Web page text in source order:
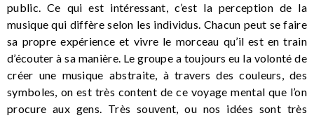
public. Ce qui est intéressant, c’est la perception de la
musique qui diffère selon les individus. Chacun peut se faire
sa propre expérience et vivre le morceau qu’il est en train
d’écouter à sa manière. Le groupe a toujours eu la volonté de
créer une musique abstraite, à travers des couleurs, des
symboles, on est très content de ce voyage mental que l’on
procure aux gens. Très souvent, ou nos idées sont très